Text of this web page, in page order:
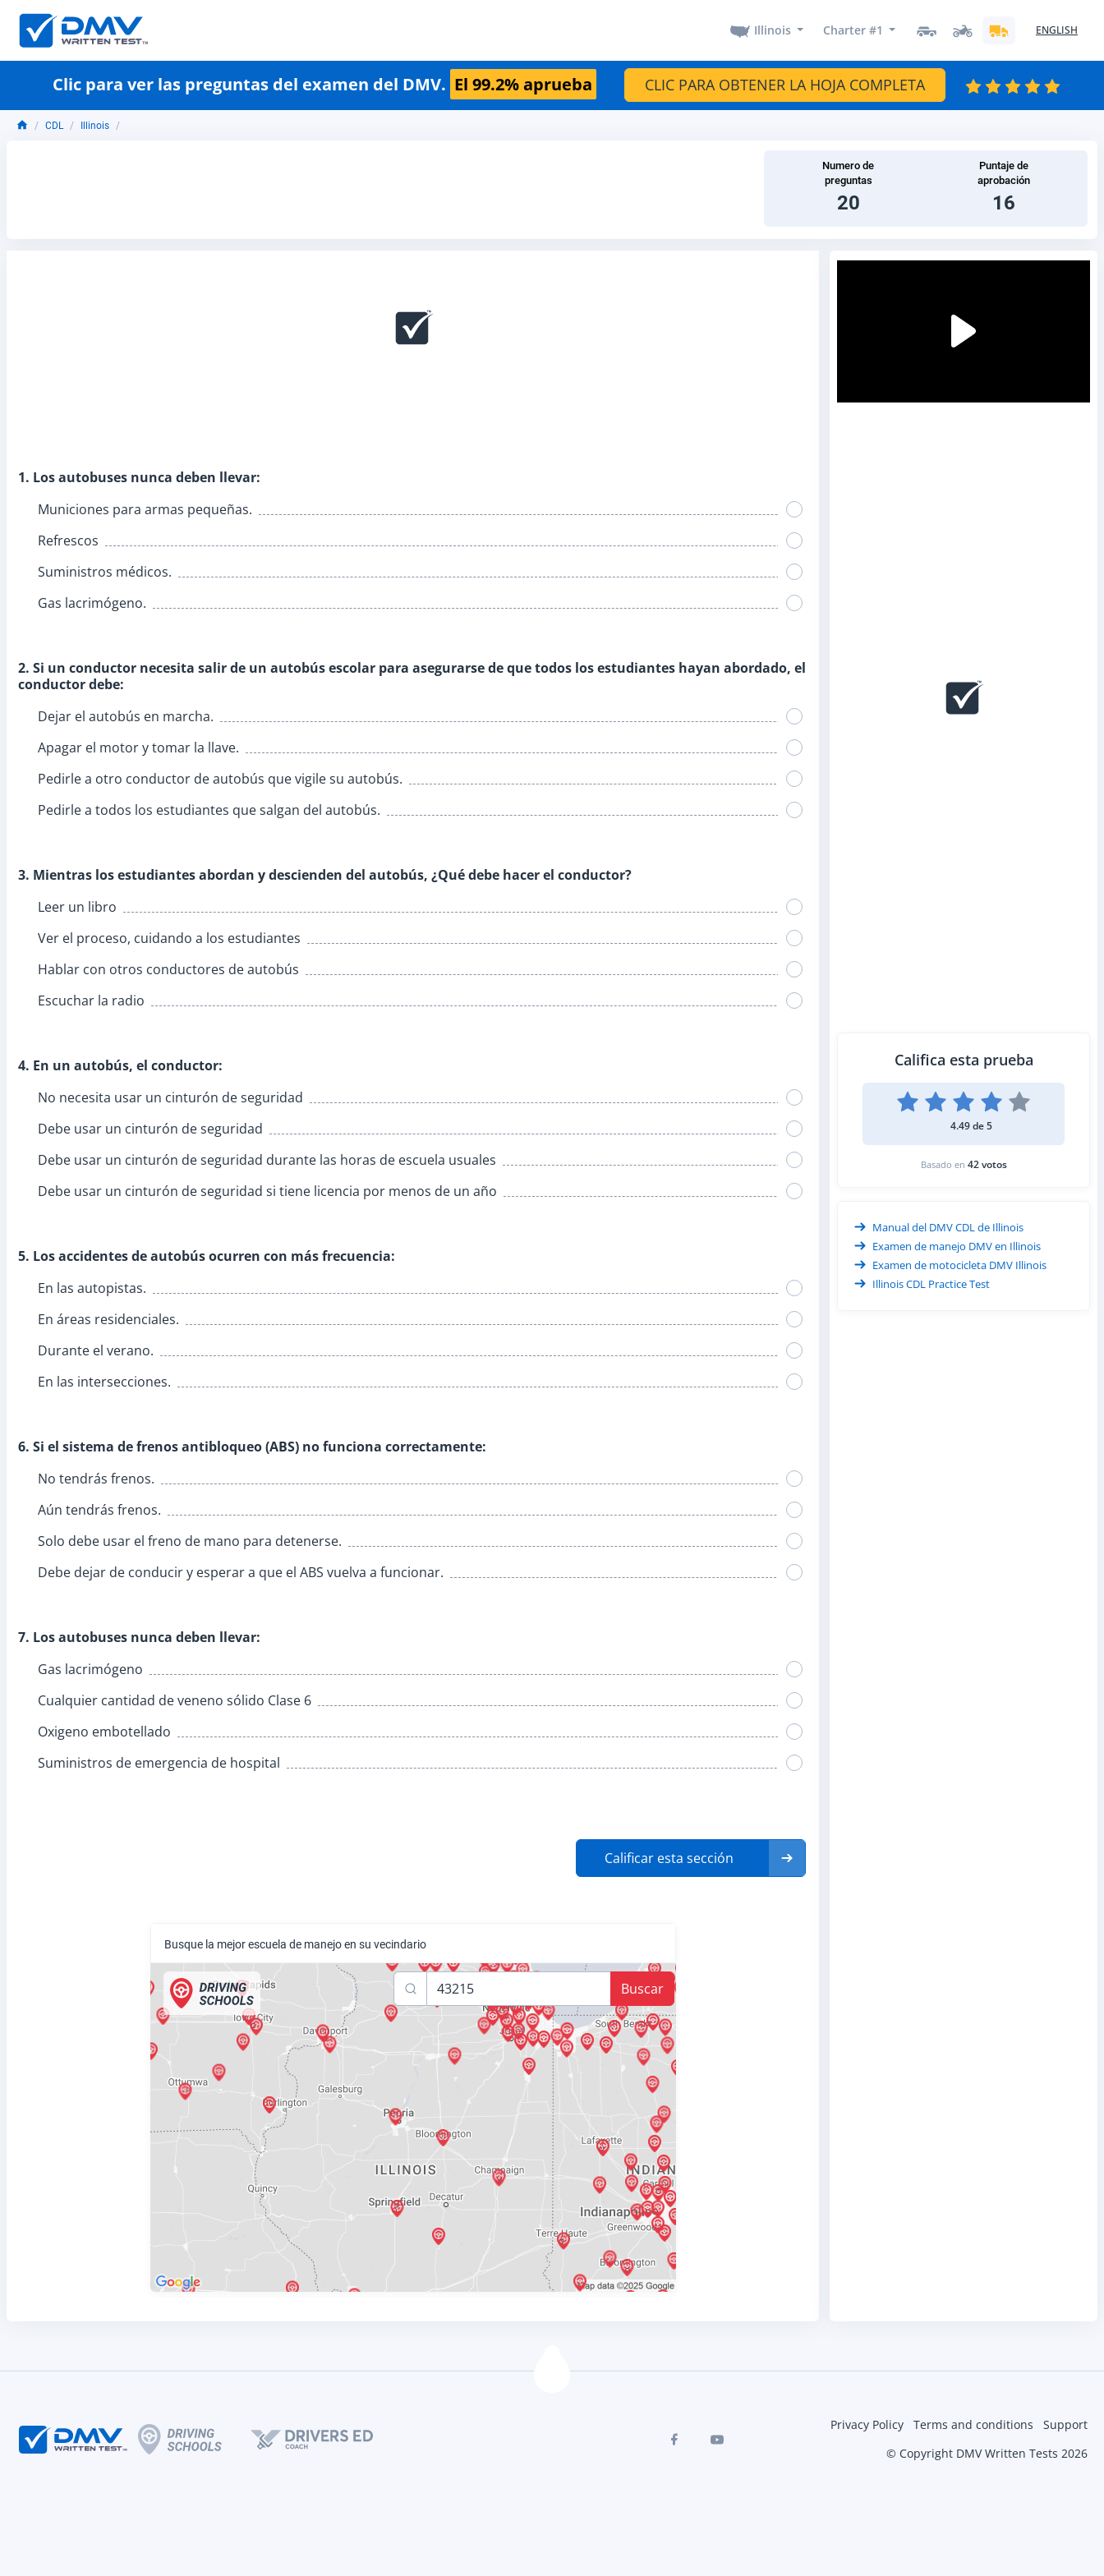
Illinois Charter #1 ENGLISH
Clic para ver las preguntas del examen del DMV. El 99.2% aprueba CLIC PARA OBTENER LA HOJA COMPLETA
CDL Illinois
Numero de
preguntas
20
Puntaje de
aprobación
16
1. Los autobuses nunca deben llevar:
Municiones para armas pequeñas.
Refrescos
Suministros médicos.
Gas lacrimógeno.
2. Si un conductor necesita salir de un autobús escolar para asegurarse de que todos los estudiantes hayan abordado, el
conductor debe:
Dejar el autobús en marcha.
Apagar el motor y tomar la llave.
Pedirle a otro conductor de autobús que vigile su autobús.
Pedirle a todos los estudiantes que salgan del autobús.
3. Mientras los estudiantes abordan y descienden del autobús, ¿Qué debe hacer el conductor?
Leer un libro
Ver el proceso, cuidando a los estudiantes
Hablar con otros conductores de autobús
Escuchar la radio
4. En un autobús, el conductor:
No necesita usar un cinturón de seguridad
Debe usar un cinturón de seguridad
Debe usar un cinturón de seguridad durante las horas de escuela usuales
Debe usar un cinturón de seguridad si tiene licencia por menos de un año
5. Los accidentes de autobús ocurren con más frecuencia:
En las autopistas.
En áreas residenciales.
Durante el verano.
En las intersecciones.
6. Si el sistema de frenos antibloqueo (ABS) no funciona correctamente:
No tendrás frenos.
Aún tendrás frenos.
Solo debe usar el freno de mano para detenerse.
Debe dejar de conducir y esperar a que el ABS vuelva a funcionar.
7. Los autobuses nunca deben llevar:
Gas lacrimógeno
Cualquier cantidad de veneno sólido Clase 6
Oxigeno embotellado
Suministros de emergencia de hospital
Calificar esta sección
Busque la mejor escuela de manejo en su vecindario
Buscar
Califica esta prueba
4.49 de 5
Basado en 42 votos
Manual del DMV CDL de Illinois
Examen de manejo DMV en Illinois
Examen de motocicleta DMV Illinois
Illinois CDL Practice Test
Privacy Policy Terms and conditions
Support
© Copyright DMV Written Tests 2026